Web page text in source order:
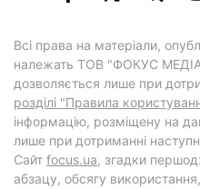
Всі права на матеріали,
належать ТОВ "ФОКУС
дозволяється лише при
розділі "Правила
інформацію, розміщену на
лише при дотриманні
Cайт focus.ua, згадки
абзацу, обсягу